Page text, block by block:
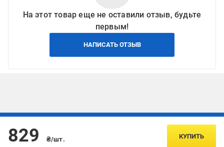
На этот товар еще не оставили отзыв, будьте
первым!
НАПИСАТЬ ОТЗЫВ
829 ₴/шт. КУПИТЬ
Подписывайтесь, чтобы узнавать первым об акцияx и